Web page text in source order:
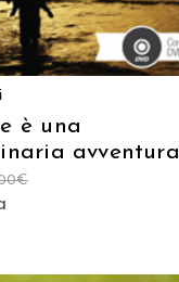
è una
avventura
€